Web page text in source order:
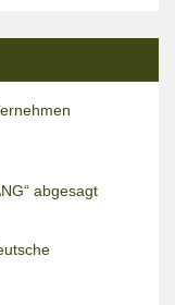
abgesagt